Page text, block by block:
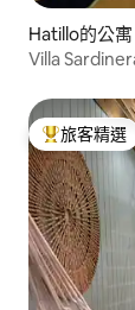
Hatillo的公寓
Villa
旅客精選榜
旅客精選